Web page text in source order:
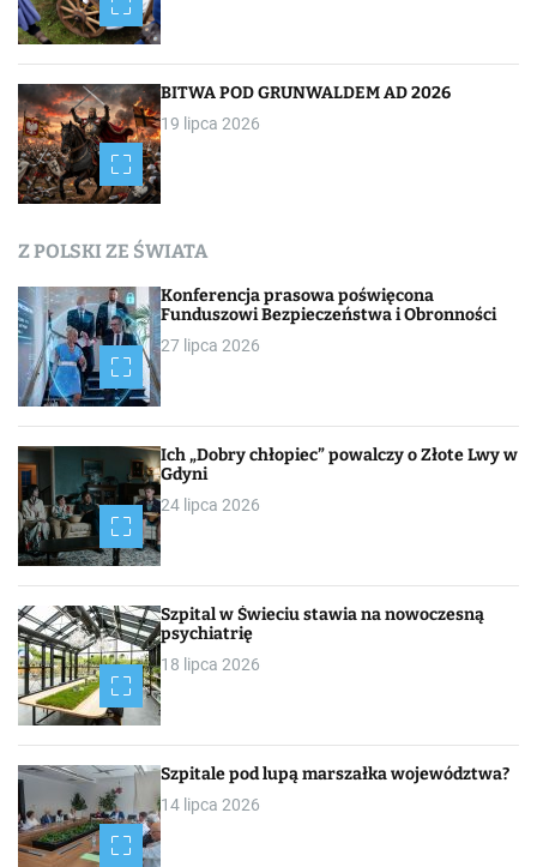
BITWA POD GRUNWALDEM AD 2026
19 lipca 2026
Z POLSKI ZE ŚWIATA
Konferencja prasowa poświęcona
Funduszowi Bezpieczeństwa i Obronności
27 lipca 2026
Ich „Dobry chłopiec” powalczy o Złote Lwy w
Gdyni
24 lipca 2026
Szpital w Świeciu stawia na nowoczesną
psychiatrię
18 lipca 2026
Szpitale pod lupą marszałka województwa?
14 lipca 2026